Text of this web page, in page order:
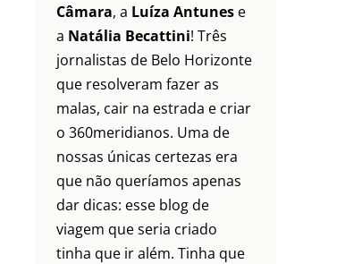
Câmara, a Luíza Antunes e
a Natália Becattini! Três
jornalistas de Belo Horizonte
que resolveram fazer as
malas, cair na estrada e criar
o 360meridianos. Uma de
nossas únicas certezas era
que não queríamos apenas
dar dicas: esse blog de
viagem que seria criado
tinha que ir além. Tinha que